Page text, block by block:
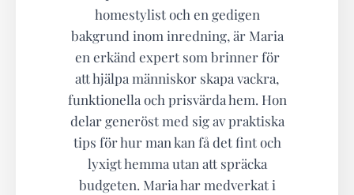
homestylist och en gedigen
bakgrund inom inredning, är Maria
en erkänd expert som brinner för
att hjälpa människor skapa vackra,
funktionella och prisvärda hem. Hon
delar generöst med sig av praktiska
tips för hur man kan få det fint och
lyxigt hemma utan att spräcka
budgeten. Maria har medverkat i